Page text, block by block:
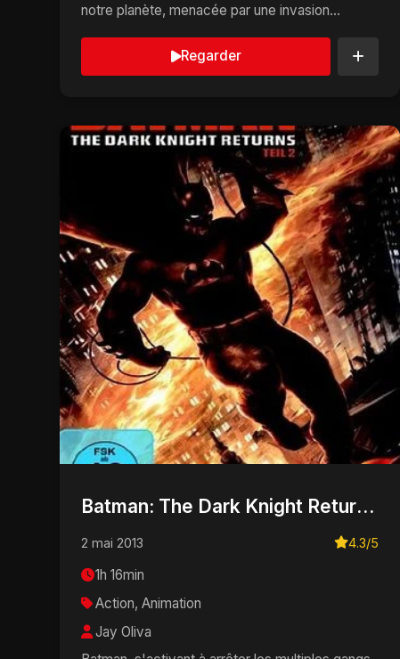
notre planète, menacée par une invasion
Regarder
Batman: The Dark Knight Returns, Part 2
2 mai 2013 4.3/5
1h 16min
Action, Animation
Jay Oliva